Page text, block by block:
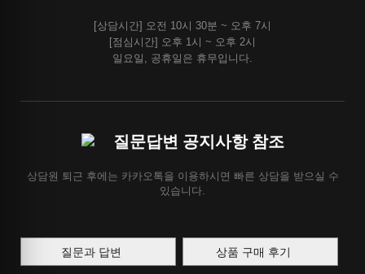
[상담시간] 오전 10시 30분 ~ 오후 7시
[점심시간] 오후 1시 ~ 오후 2시
일요일, 공휴일은 휴무입니다.
질문답변 공지사항 참조
상담원 퇴근 후에는 카카오톡을 이용하시면 빠른 상담을 받으실 수
있습니다.
질문과 답변 상품 구매 후기